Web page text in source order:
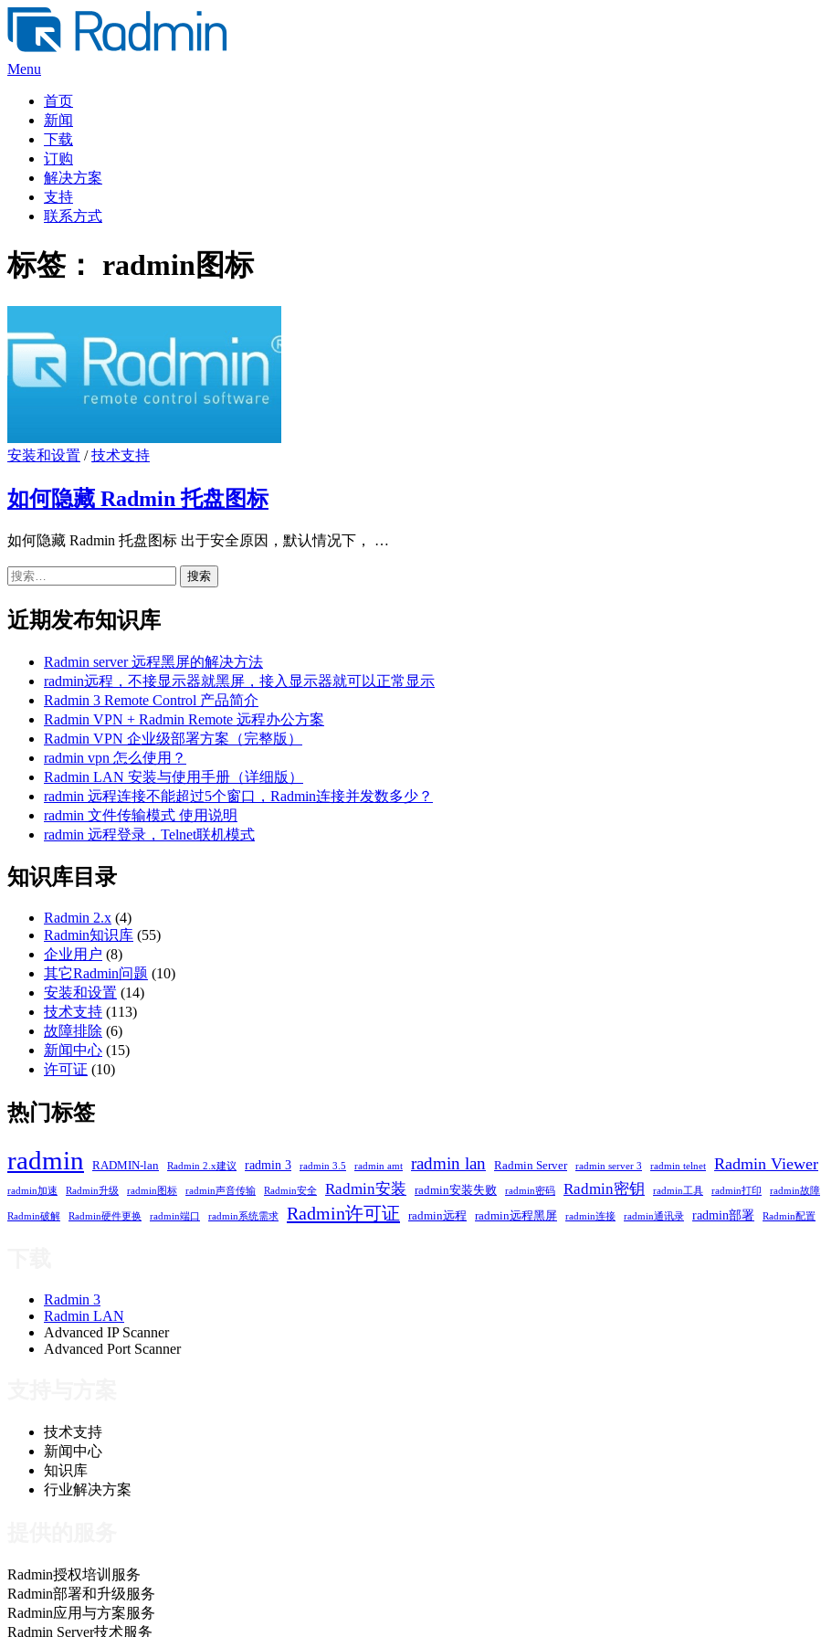
Skip
content
Menu
首页
新闻
下载
订购
解决方案
支持
联系方式
标签： radmin图标
安装和设置 /技术支持
如何隐藏 Radmin 托盘图标
如何隐藏 Radmin 托盘图标 出于安全原因，默认情况下， …
搜
近期发布知识库
Radmin server 远程黑屏的解决方法
radmin远程，不接显示器就黑屏，接入显示器就可以正常显示
Radmin 3 Remote Control 产品简介
Radmin VPN + Radmin Remote 远程办公方案
Radmin VPN 企业级部署方案（完整版）
radmin vpn 怎么使用？
Radmin LAN 安装与使用手册（详细版）
radmin 远程连接不能超过5个窗口，Radmin连接并发数多少？
radmin 文件传输模式 使用说明
radmin 远程登录，Telnet联机模式
知识库目录
Radmin 2.x (4)
Radmin知识库 (55)
企业用户 (8)
其它Radmin问题 (10)
安装和设置 (14)
技术支持 (113)
故障排除 (6)
新闻中心 (15)
许可证 (10)
热门标签
radmin RADMIN-lan Radmin 2.x建议 radmin 3 radmin 3.5 radmin amt radmin lan Radmin Server radmin server 3 radmin telnet Radmin Viewer
radmin加速 Radmin升级 radmin图标 radmin声音传输 Radmin安全 Radmin安装 radmin安装失败 radmin密码 Radmin密钥 radmin工具 radmin打印 radmin故障
Radmin破解 Radmin硬件更换 radmin端口 radmin系统需求 Radmin许可证 radmin远程 radmin远程黑屏 radmin连接 radmin通讯录 radmin部署 Radmin配置
Radmin 3
Radmin LAN
Advanced IP Scanner
Advanced Port Scanner
技术支持
新闻中心
知识库
行业解决方案
Radmin授权培训服务
Radmin部署和升级服务
Radmin应用与方案服务
Radmin Server技术服务